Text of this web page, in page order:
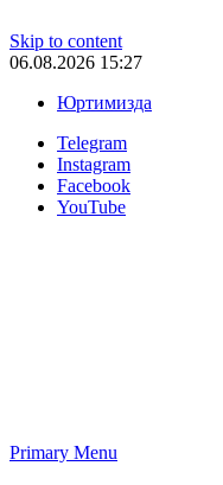
Skip to content
06.08.2026 15:27
Юртимизда
Telegram
Instagram
Facebook
YouTube
Primary Menu